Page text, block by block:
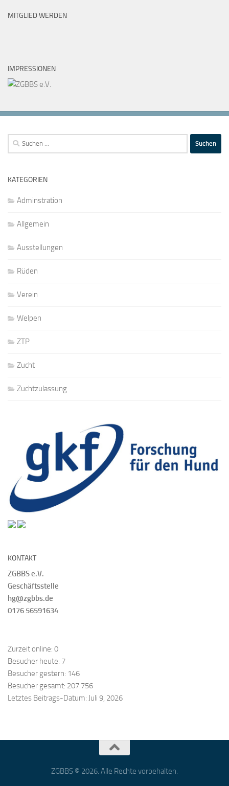
MITGLIED WERDEN
IMPRESSIONEN
Suchen
nach:
KATEGORIEN
Adminstration
Allgemein
Ausstellungen
Rüden
Verein
Welpen
ZTP
Zucht
Zuchtzulassung
KONTAKT
ZGBBS e.V.
Geschäftsstelle
hg@zgbbs.de
0176 56591634
Zurzeit online: 0
Besucher heute: 7
Besucher gestern: 146
Besucher gesamt: 207.756
Letztes Beitrags-Datum: Juli 9, 2026
ZGBBS © 2026. Alle Rechte vorbehalten.